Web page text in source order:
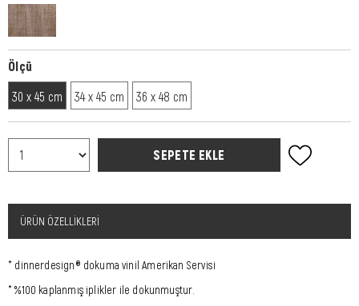
Ölçü
30 x 45 cm
34 x 45 cm 36 x 48 cm
ÜRÜN ÖZELLIKLERI
* dinnerdesign® dokuma vinil Amerikan Servisi
* %100 kaplanmış iplikler ile dokunmuştur.